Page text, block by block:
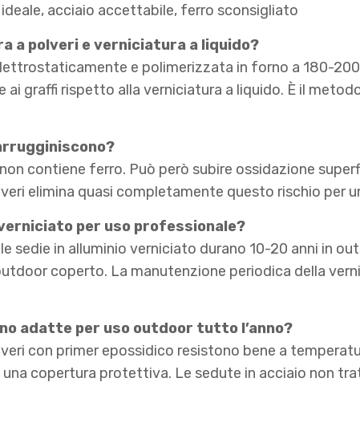
ideale, acciaio accettabile, ferro sconsigliato
a polveri e verniciatura a liquido?
e polimerizzata in forno a 180-
ai graffi rispetto alla verniciatura a liquido. È il
contiene ferro. Può però subire ossidazione
elimina quasi completamente questo rischio per
per uso professionale?
sedie in alluminio verniciato durano 10-20 anni in
coperto. La manutenzione periodica della
adatte per uso outdoor tutto l’anno?
con primer epossidico resistono bene a
una copertura protettiva. Le sedute in acciaio non